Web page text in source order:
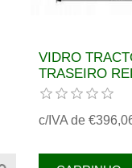
VIDRO
TRASEIRO
0.015.4272.0/10
c/IVA de